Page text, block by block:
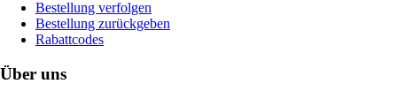
Bestellung verfolgen
Bestellung zurückgeben
Rabattcodes
Über uns